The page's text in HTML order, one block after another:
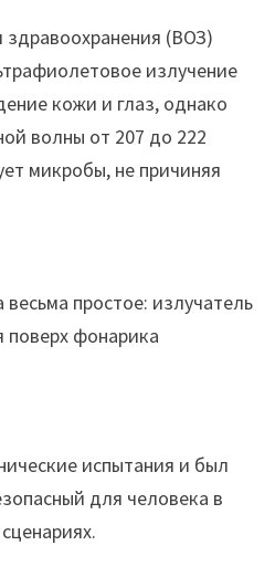
здравоохранения (ВОЗ)
излучение
кожи и глаз, однако
волны от 207 до 222
микробы, не причиняя
простое: излучатель
поверх фонарика
испытания и был
для человека в